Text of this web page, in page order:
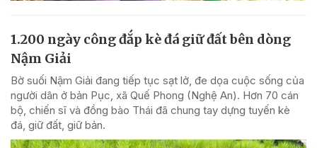
1.200 ngày công đắp kè đá giữ đất bên dòng
Nậm Giải
Bờ suối Nậm Giải đang tiếp tục sạt lở, đe dọa cuộc sống của
người dân ở bản Pục, xã Quế Phong (Nghệ An). Hơn 70 cán
bộ, chiến sĩ và đồng bào Thái đã chung tay dựng tuyến kè
đá, giữ đất, giữ bản.